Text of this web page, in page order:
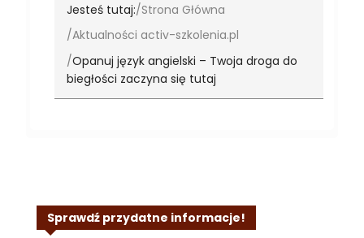
Jesteś tutaj: Strona Główna
Aktualności activ-szkolenia.pl
Opanuj język angielski – Twoja droga do
biegłości zaczyna się tutaj
Sprawdź przydatne informacje!